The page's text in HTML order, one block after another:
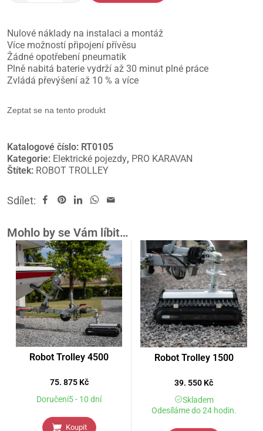
Nulové náklady na instalaci a montáž
Více možností připojení přívěsu
Žádné opotřebení pneumatik
Plně nabitá baterie vydrží až 30 minut plné práce
Zvládá převýšení až 10 % a více
Zeptat se na tento produkt
Katalogové číslo: RT0105
Kategorie: Elektrické pojezdy, PRO KARAVAN
Štítek: ROBOT TROLLEY
Sdílet:
Mohlo by se Vám líbit…
Robot Trolley 4500
75. 875 Kč
Doručení5 - 10 dní
Koupit
Robot Trolley 1500
39. 550 Kč
Skladem
Odesíláme do 24 hodin.